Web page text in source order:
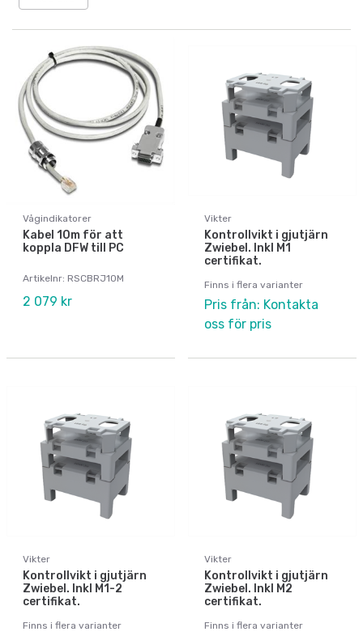
Vågindikatorer
Kabel 10m för att
koppla DFW till PC
Artikelnr: RSCBRJ10M
2 079 kr
Vikter
Kontrollvikt i gjutjärn
Zwiebel. Inkl M1
certifikat.
Finns i flera varianter
Pris från: Kontakta
oss för pris
Vikter
Kontrollvikt i gjutjärn
Zwiebel. Inkl M1-2
certifikat.
Finns i flera varianter
Vikter
Kontrollvikt i gjutjärn
Zwiebel. Inkl M2
certifikat.
Finns i flera varianter